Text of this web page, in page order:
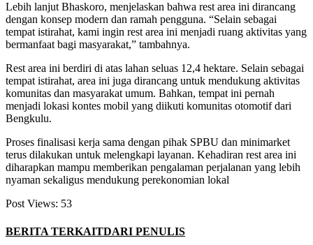
Lebih lanjut Bhaskoro, menjelaskan bahwa rest area ini dirancang
dengan konsep modern dan ramah pengguna. “Selain sebagai
tempat istirahat, kami ingin rest area ini menjadi ruang aktivitas yang
bermanfaat bagi masyarakat,” tambahnya.
Rest area ini berdiri di atas lahan seluas 12,4 hektare. Selain sebagai
tempat istirahat, area ini juga dirancang untuk mendukung aktivitas
komunitas dan masyarakat umum. Bahkan, tempat ini pernah
menjadi lokasi kontes mobil yang diikuti komunitas otomotif dari
Bengkulu.
Proses finalisasi kerja sama dengan pihak SPBU dan minimarket
terus dilakukan untuk melengkapi layanan. Kehadiran rest area ini
diharapkan mampu memberikan pengalaman perjalanan yang lebih
nyaman sekaligus mendukung perekonomian lokal
Post Views: 53
BERITA TERKAITDARI PENULIS